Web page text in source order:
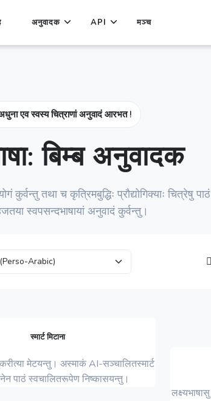
अनुवादक API मञ्च
एव स्वस्य चित्राणां अनुवादं आरभत !
बिम्ब अनुवादक
कुर्वन्तु तथा च कृत्रिमबुद्धिः प्रौद्योगिक्याः चित्रेषु पाठं
स्वपसन्दभाषायां अनुवादं कुर्वन्तु।
स्मार्ट मिटाना
मेटयन्तु। अस्माकं AI-सञ्चालितस्मार्ट
पाठं स्वचालितरूपेण निष्कासयन्तु।